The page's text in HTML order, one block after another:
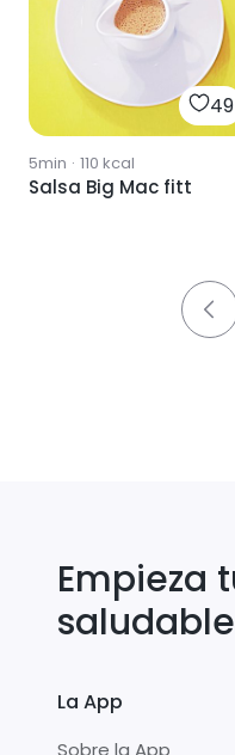
49
5min · 110 kcal
Salsa Big Mac fitt
Empieza
La App
Sobre la App